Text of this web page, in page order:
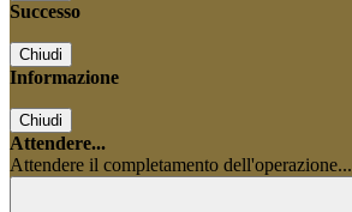
Successo
Chiudi
Informazione
Chiudi
Attendere...
Attendere il completamento dell'operazione...